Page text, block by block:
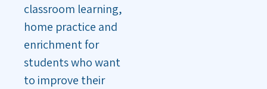
classroom learning,
home practice and
enrichment for
students who want
to improve their